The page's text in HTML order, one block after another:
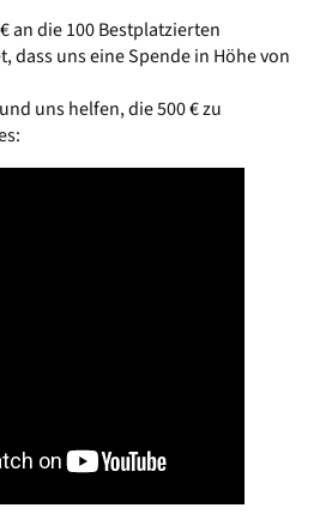
an die 100 Bestplatzierten
dass uns eine Spende in Höhe von
uns helfen, die 500 € zu